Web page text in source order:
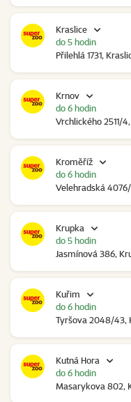
Kraslice
Přilehlá 1731,
do 5 hodin
Krnov
Vrchlického 2511/
do 6 hodin
Kroměříž
Velehradská
do 6 hodin
Krupka
Jasmínová 386,
do 5 hodin
Kuřim
Tyršova 2048/43,
do 6 hodin
Kutná Hora
Masarykova 802,
do 6 hodin